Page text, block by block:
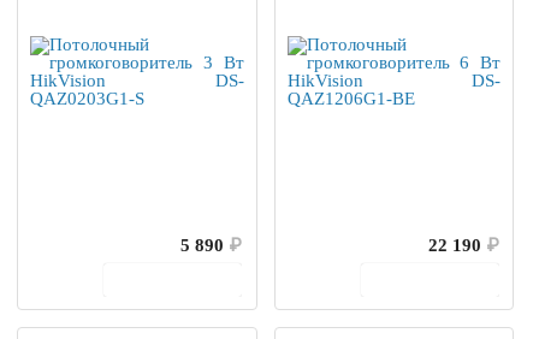
5 890 ₽
22 190 ₽